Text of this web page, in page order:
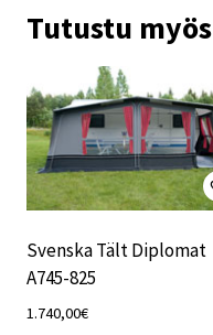
Tutustu myös
Svenska Tält Diplomat
A745-825
1.740,00€